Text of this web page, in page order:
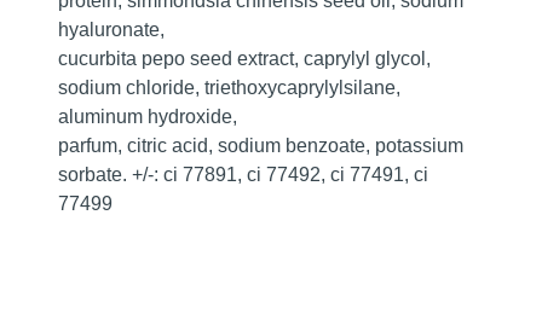
hyaluronate,
cucurbita pepo seed extract, caprylyl glycol,
sodium chloride, triethoxycaprylylsilane,
aluminum hydroxide,
parfum, citric acid, sodium benzoate, potassium
sorbate. +/-: ci 77891, ci 77492, ci 77491, ci
77499